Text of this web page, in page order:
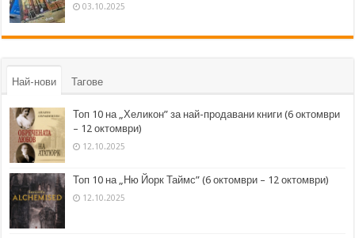
03.10.2025
Най-нови Тагове
Топ 10 на „Хеликон” за най-продавани книги (6 октомври
– 12 октомври)
12.10.2025
Топ 10 на „Ню Йорк Таймс” (6 октомври – 12 октомври)
12.10.2025